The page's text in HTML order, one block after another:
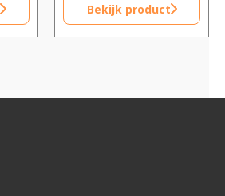
Bekijk product